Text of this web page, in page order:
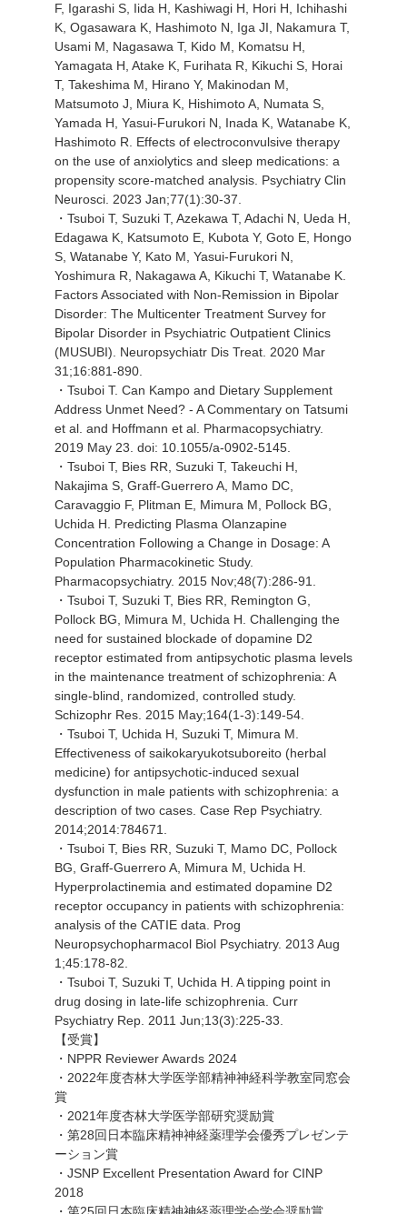
F, Igarashi S, Iida H, Kashiwagi H, Hori H, Ichihashi
K, Ogasawara K, Hashimoto N, Iga JI, Nakamura T,
Usami M, Nagasawa T, Kido M, Komatsu H,
Yamagata H, Atake K, Furihata R, Kikuchi S, Horai
T, Takeshima M, Hirano Y, Makinodan M,
Matsumoto J, Miura K, Hishimoto A, Numata S,
Yamada H, Yasui-Furukori N, Inada K, Watanabe K,
Hashimoto R. Effects of electroconvulsive therapy
on the use of anxiolytics and sleep medications: a
propensity score-matched analysis. Psychiatry Clin
Neurosci. 2023 Jan;77(1):30-37.
・Tsuboi T, Suzuki T, Azekawa T, Adachi N, Ueda H,
Edagawa K, Katsumoto E, Kubota Y, Goto E, Hongo
S, Watanabe Y, Kato M, Yasui-Furukori N,
Yoshimura R, Nakagawa A, Kikuchi T, Watanabe K.
Factors Associated with Non-Remission in Bipolar
Disorder: The Multicenter Treatment Survey for
Bipolar Disorder in Psychiatric Outpatient Clinics
(MUSUBI). Neuropsychiatr Dis Treat. 2020 Mar
31;16:881-890.
・Tsuboi T. Can Kampo and Dietary Supplement
Address Unmet Need? - A Commentary on Tatsumi
et al. and Hoffmann et al. Pharmacopsychiatry.
2019 May 23. doi: 10.1055/a-0902-5145.
・Tsuboi T, Bies RR, Suzuki T, Takeuchi H,
Nakajima S, Graff-Guerrero A, Mamo DC,
Caravaggio F, Plitman E, Mimura M, Pollock BG,
Uchida H. Predicting Plasma Olanzapine
Concentration Following a Change in Dosage: A
Population Pharmacokinetic Study.
Pharmacopsychiatry. 2015 Nov;48(7):286-91.
・Tsuboi T, Suzuki T, Bies RR, Remington G,
Pollock BG, Mimura M, Uchida H. Challenging the
need for sustained blockade of dopamine D2
receptor estimated from antipsychotic plasma levels
in the maintenance treatment of schizophrenia: A
single-blind, randomized, controlled study.
Schizophr Res. 2015 May;164(1-3):149-54.
・Tsuboi T, Uchida H, Suzuki T, Mimura M.
Effectiveness of saikokaryukotsuboreito (herbal
medicine) for antipsychotic-induced sexual
dysfunction in male patients with schizophrenia: a
description of two cases. Case Rep Psychiatry.
2014;2014:784671.
・Tsuboi T, Bies RR, Suzuki T, Mamo DC, Pollock
BG, Graff-Guerrero A, Mimura M, Uchida H.
Hyperprolactinemia and estimated dopamine D2
receptor occupancy in patients with schizophrenia:
analysis of the CATIE data. Prog
Neuropsychopharmacol Biol Psychiatry. 2013 Aug
1;45:178-82.
・Tsuboi T, Suzuki T, Uchida H. A tipping point in
drug dosing in late-life schizophrenia. Curr
Psychiatry Rep. 2011 Jun;13(3):225-33.
【受賞】
・NPPR Reviewer Awards 2024
・2022年度杏林大学医学部精神神経科学教室同窓会
賞
・2021年度杏林大学医学部研究奨励賞
・第28回日本臨床精神神経薬理学会優秀プレゼンテ
ーション賞
・JSNP Excellent Presentation Award for CINP
2018